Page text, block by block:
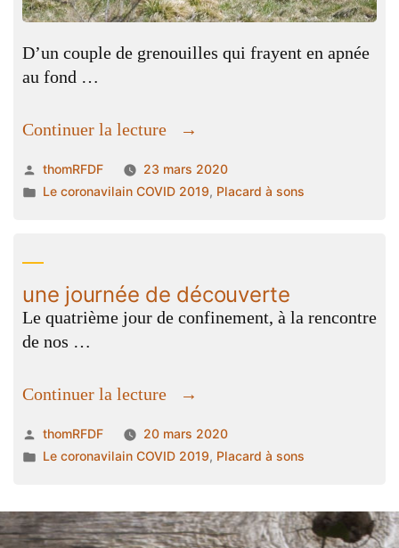
D’un couple de grenouilles qui frayent en apnée
au fond …
Continuer la lecture
« Marie
le
loup »
Publié
par
thomRFDF
23 mars 2020
Publié
Le coronavilain COVID 2019, Placard à sons
une journée de découverte
Le quatrième jour de confinement, à la rencontre
de nos …
Continuer la lecture
« une
de
découverte »
Publié
par
thomRFDF
20 mars 2020
Publié
Le coronavilain COVID 2019, Placard à sons